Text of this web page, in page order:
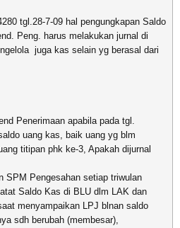
tgl.28-7-09 hal pengungkapan Saldo
Peng. harus melakukan jurnal di
juga kas selain yg berasal dari
Penerimaan apabila pada tgl.
uang kas, baik uang yg blm
titipan phk ke-3, Apakah dijurnal
SPM Pengesahan setiap triwulan
Saldo Kas di BLU dlm LAK dan
menyampaikan LPJ blnan saldo
sdh berubah (membesar),